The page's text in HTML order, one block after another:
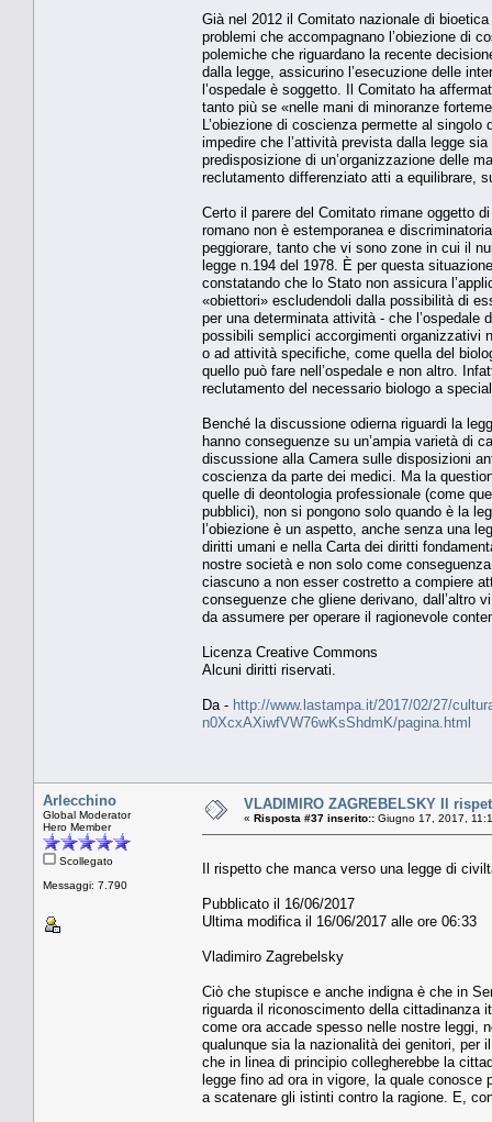
Già nel 2012 il Comitato nazionale di
problemi che accompagnano l’obiezione di
polemiche che riguardano la recente
dalla legge, assicurino l’esecuzione delle
l’ospedale è soggetto. Il Comitato ha
tanto più se «nelle mani di minoranze
L’obiezione di coscienza permette al
impedire che l’attività prevista dalla legge
predisposizione di un’organizzazione delle
reclutamento differenziato atti a equilibrare,
Certo il parere del Comitato rimane oggetto
romano non è estemporanea e
peggiorare, tanto che vi sono zone in cui il
legge n.194 del 1978. È per questa
constatando che lo Stato non assicura
«obiettori» escludendoli dalla possibilità di
per una determinata attività - che
possibili semplici accorgimenti organizzativi
o ad attività specifiche, come quella del
quello può fare nell’ospedale e non altro.
reclutamento del necessario biologo a
Benché la discussione odierna riguardi la
hanno conseguenze su un’ampia varietà di
discussione alla Camera sulle disposizioni
coscienza da parte dei medici. Ma la
quelle di deontologia professionale (come
pubblici), non si pongono solo quando è la
l’obiezione è un aspetto, anche senza una
diritti umani e nella Carta dei diritti
nostre società e non solo come
ciascuno a non esser costretto a compiere
conseguenze che gliene derivano, dall’altro
da assumere per operare il ragionevole
Licenza Creative Commons
Alcuni diritti riservati.
Da - http://www.lastampa.it/2017/02/27/
n0XcxAXiwfVW76wKsShdmK/pagina.html
Arlecchino
Global Moderator
Hero Member
Scollegato
Messaggi: 7.790
VLADIMIRO ZAGREBELSKY Il
« Risposta #37 inserito:: Giugno 17, 2017,
Il rispetto che manca verso una legge di
Pubblicato il 16/06/2017
Ultima modifica il 16/06/2017 alle ore 06:33
Vladimiro Zagrebelsky
Ciò che stupisce e anche indigna è che in
riguarda il riconoscimento della cittadinanza
come ora accade spesso nelle nostre leggi,
qualunque sia la nazionalità dei genitori, per
che in linea di principio collegherebbe la
legge fino ad ora in vigore, la quale conosce
a scatenare gli istinti contro la ragione. E,